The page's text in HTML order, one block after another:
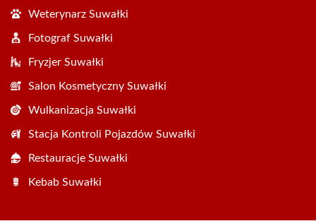
Weterynarz Suwałki
Fotograf Suwałki
Fryzjer Suwałki
Salon Kosmetyczny Suwałki
Wulkanizacja Suwałki
Stacja Kontroli Pojazdów Suwałki
Restauracje Suwałki
Kebab Suwałki